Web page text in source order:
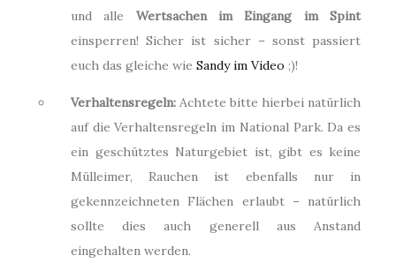
und alle Wertsachen im Eingang im Spint
einsperren! Sicher ist sicher – sonst passiert
euch das gleiche wie Sandy im Video ;)!
Verhaltensregeln: Achtete bitte hierbei natürlich
auf die Verhaltensregeln im National Park. Da es
ein geschütztes Naturgebiet ist, gibt es keine
Mülleimer, Rauchen ist ebenfalls nur in
gekennzeichneten Flächen erlaubt – natürlich
sollte dies auch generell aus Anstand
eingehalten werden.